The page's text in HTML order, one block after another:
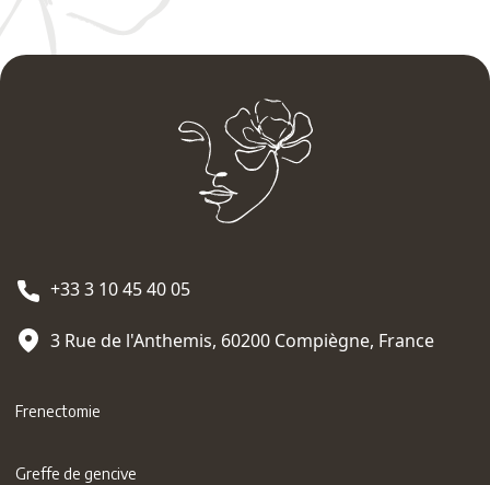
+33 3 10 45 40 05
3 Rue de l'Anthemis, 60200 Compiègne, France
Frenectomie
Greffe de gencive